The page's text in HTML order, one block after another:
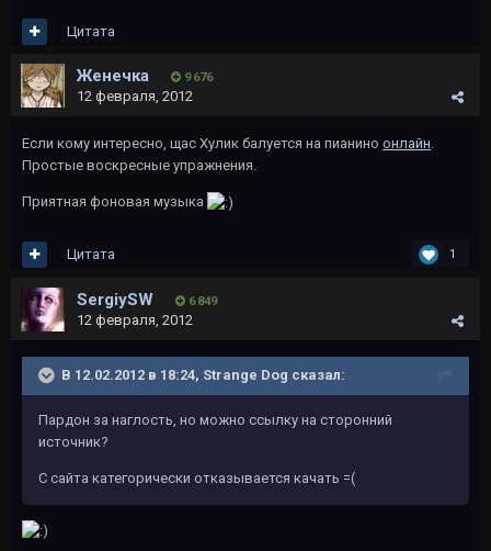
Цитата
Женечка 9 676
12 февраля, 2012
Если кому интересно, щас Хулик балуется на пианино онлайн.
Простые воскресные упражнения.
Приятная фоновая музыка
1
Цитата
SergiySW 6 849
12 февраля, 2012
В 12.02.2012 в 18:24, Strange Dog сказал:
Пардон за наглость, но можно ссылку на сторонний
источник?
С сайта категорически отказывается качать =(